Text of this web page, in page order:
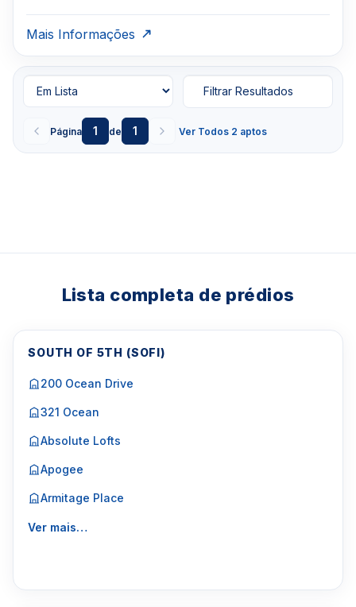
Mais Informações
Página 1 de 1 Ver Todos 2 aptos
Filtrar Resultados
Lista completa de prédios
SOUTH OF 5TH (SOFI)
200 Ocean Drive
321 Ocean
Absolute Lofts
Apogee
Armitage Place
Ver mais…